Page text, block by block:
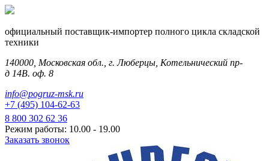
официальный поставщик-импортер полного цикла складской
техники
140000, Московская обл., г. Люберцы, Котельнический пр-
д 14В. оф. 8
info@pogruz-msk.ru
+7 (495) 104-62-63
8 800 302 62 36
Режим работы: 10.00 - 19.00
Заказать звонок